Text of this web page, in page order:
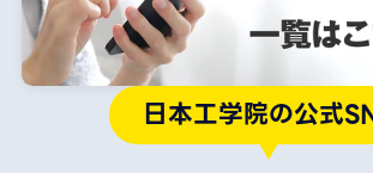
日本工学院の公式